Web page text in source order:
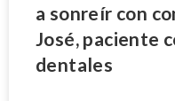
a sonreír con
José, paciente
dentales